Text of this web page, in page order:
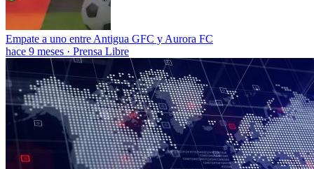
Empate a uno entre Antigua GFC y Aurora FC
hace 9 meses · Prensa Libre